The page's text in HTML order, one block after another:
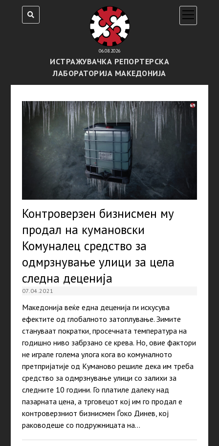
06.08.2026
ИСТРАЖУВАЧКА РЕПОРТЕРСКА
ЛАБОРАТОРИЈА МАКЕДОНИЈА
open
menu
Контроверзен бизнисмен му
продал на кумановски
Комуналец средство за
одмрзнување улици за цела
следна деценија
07.04.2021
Македонија веќе една деценија ги искусува
ефектите од глобалното затоплување. Зимите
стануваат пократки, просечната температура на
годишно ниво забрзано се крева. Но, овие фактори
не играле голема улога кога во комуналното
претпријатије од Куманово решиле дека им треба
средство за одмрзнување улици со залихи за
следните 10 години. Го платиле далеку над
пазарната цена, а трговецот кој им го продал е
контроверзниот бизнисмен Ѓоко Динев, кој
раководеше со подружницата на…